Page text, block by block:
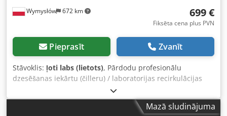
Wymysłów 672 km 699 €
Fiksēta cena plus PVN
Pieprasīt Zvanīt
Stāvoklis: ļoti labs (lietots), Pārdodu profesionālu
dzesēšanas iekārtu (čilleru) / laboratorijas recirkulācijas
iekārtu Unitek Benchmark. Iekārta ir paredzēta šķidrumu
dzesēšanai un nemainīgas temperatūras uzturēšanai
laboratorijas iekārtās, mērierīcēs, lāzeros, medicīnas
Mazā sludinājuma